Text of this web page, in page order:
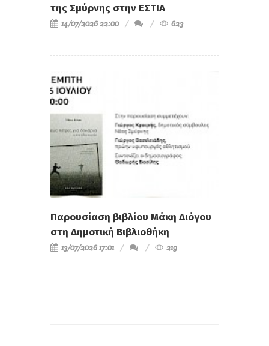
της Σμύρνης στην ΕΣΤΙΑ
14/07/2026 22:00 623
Παρουσίαση βιβλίου Μάκη Διόγου
στη Δημοτική Βιβλιοθήκη
13/07/2026 17:01 219